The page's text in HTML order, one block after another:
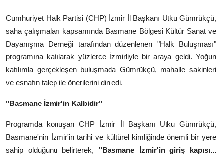
Cumhuriyet Halk Partisi (CHP) İzmir İl Başkanı Utku Gümrükçü,
saha çalışmaları kapsamında Basmane Bölgesi Kültür Sanat ve
Dayanışma Derneği tarafından düzenlenen "Halk Buluşması"
programına katılarak yüzlerce İzmirliyle bir araya geldi. Yoğun
katılımla gerçekleşen buluşmada Gümrükçü, mahalle sakinleri
ve esnafın talep ile önerilerini dinledi.
"Basmane İzmir'in Kalbidir"
Programda konuşan CHP İzmir İl Başkanı Utku Gümrükçü,
Basmane'nin İzmir'in tarihi ve kültürel kimliğinde önemli bir yere
sahip olduğunu belirterek, "Basmane İzmir'in giriş kapısı...